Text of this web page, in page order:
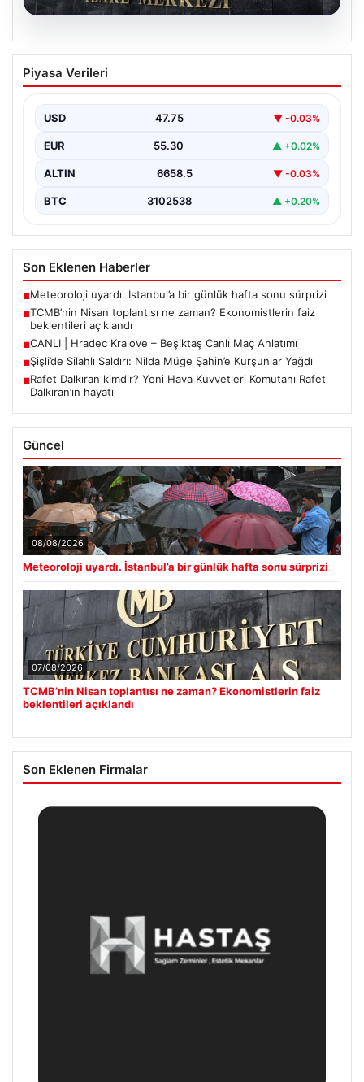
07.08.2026
TCMB’nin Nisan toplantısı ne zaman?
Ekonomistlerin faiz beklentileri
Türkiye Cumhuriyet Merkez Bankası Para Politikası
Piyasa Verileri
USD 47.75 ▼ -0.03%
EUR 55.30 ▲ +0.02%
ALTIN 6658.5 ▼ -0.03%
BTC 3102538 ▲ +0.20%
Son Eklenen Haberler
■Meteoroloji uyardı. İstanbul’a bir günlük hafta sonu sürprizi
■TCMB’nin Nisan toplantısı ne zaman? Ekonomistlerin faiz
beklentileri açıklandı
■CANLI | Hradec Kralove – Beşiktaş Canlı Maç Anlatımı
■Şişli’de Silahlı Saldırı: Nilda Müge Şahin’e Kurşunlar Yağdı
■Rafet Dalkıran kimdir? Yeni Hava Kuvvetleri Komutanı Rafet
Dalkıran’ın hayatı
Güncel
08/08/2026
Meteoroloji uyardı. İstanbul’a bir günlük hafta sonu sürprizi
07/08/2026
TCMB’nin Nisan toplantısı ne zaman? Ekonomistlerin faiz
beklentileri açıklandı
Son Eklenen Firmalar